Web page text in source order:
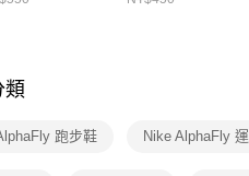
類
跑步鞋 Nike AlphaFly